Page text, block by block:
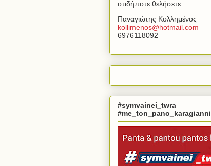
οτιδήποτε θελήσετε.
Παναγιώτης Κολλημένος
kollimenos@hotmail com
6976118092
#symvainei_twra
#me_ton_pano_karagianni